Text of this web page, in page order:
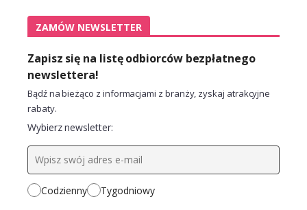
ZAMÓW NEWSLETTER
Zapisz się na listę odbiorców bezpłatnego
newslettera!
Bądź na bieżąco z informacjami z branży, zyskaj atrakcyjne
rabaty.
Wybierz newsletter:
Codzienny Tygodniowy